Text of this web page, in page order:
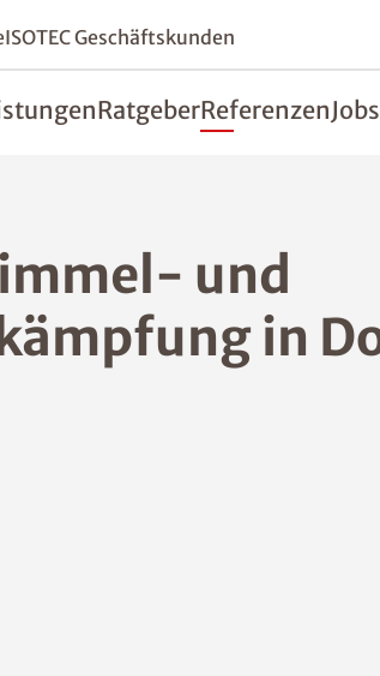
ISOTEC Geschäftskunden
RatgeberReferenzenJobs
und
in